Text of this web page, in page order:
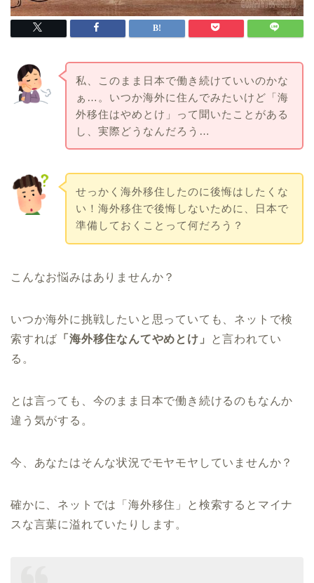
私、このまま日本で働き続けていいのかな
ぁ…。いつか海外に住んでみたいけど「海
外移住はやめとけ」って聞いたことがある
し、実際どうなんだろう…
せっかく海外移住したのに後悔はしたくな
い！海外移住で後悔しないために、日本で
準備しておくことって何だろう？
こんなお悩みはありませんか？
いつか海外に挑戦したいと思っていても、ネットで検
索すれば 「海外移住なんてやめとけ」
と言われてい
る。
とは言っても、今のまま日本で働き続けるのもなんか
違う気がする。
今、あなたはそんな状況でモヤモヤしていませんか？
確かに、ネットでは「海外移住」と検索するとマイナ
スな言葉に溢れていたりします。